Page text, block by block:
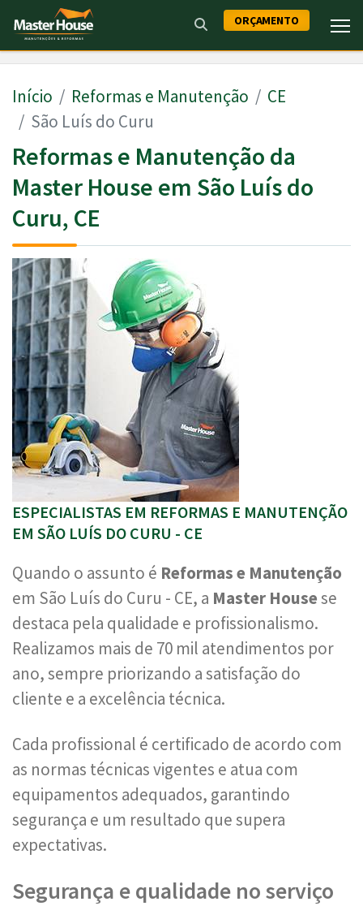
ORÇAMENTO
Início Reformas e Manutenção
CE
São Luís do Curu
Reformas e Manutenção da
Master House em São Luís do
Curu, CE
ESPECIALISTAS EM REFORMAS E MANUTENÇÃO
EM SÃO LUÍS DO CURU - CE
Quando o assunto é Reformas e Manutenção
em São Luís do Curu - CE, a Master Housese
destaca pela qualidade e profissionalismo.
Realizamos mais de 70 mil atendimentos por
ano, sempre priorizando a satisfação do
cliente e a excelência técnica.
Cada profissional é certificado de acordo com
as normas técnicas vigentes e atua com
equipamentos adequados, garantindo
segurança e um resultado que supera
expectativas.
Segurança e qualidade no serviço